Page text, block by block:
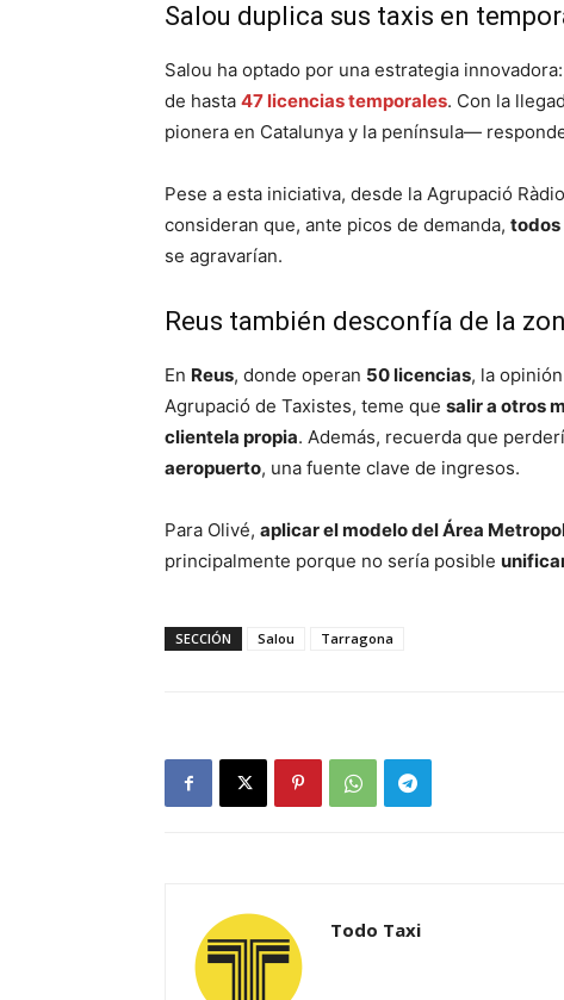
Salou duplica sus taxis en
Salou ha optado por una estrategia innovadora:
de hasta 47 licencias temporales. Con la
pionera en Catalunya y la península—
Pese a esta iniciativa, desde la Agrupació
consideran que, ante picos de demanda, todos
se agravarían.
Reus también desconfía de la
En Reus, donde operan 50 licencias, la
Agrupació de Taxistes, teme que salir a otros
clientela propia. Además, recuerda que
aeropuerto, una fuente clave de ingresos.
Para Olivé, aplicar el modelo del Área
principalmente porque no sería posible
SECCIÓN Salou Tarragona
Todo Taxi